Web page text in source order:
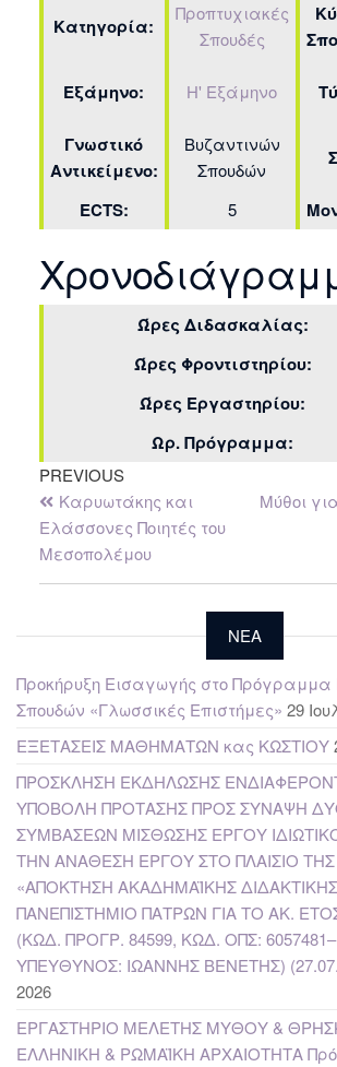
Κατηγορία:
Προπτυχιακές
Σπουδές
Εξάμηνο: Η' Εξάμηνο
Γνωστικό
Αντικείμενο:
Βυζαντινών
Σπουδών
ECTS: 5
Ώρες Διδασκαλίας:
Ώρες Φροντιστηρίου:
Ώρες Εργαστηρίου:
Ωρ. Πρόγραμμα:
PREVIOUS
Καρυωτάκης και
Ελάσσονες Ποιητές του
Μεσοπολέμου
Μύθοι
NEA
Προκήρυξη Εισαγωγής στο
Σπουδών «Γλωσσικές Επιστήμες» 29
ΕΞΕΤΑΣΕΙΣ ΜΑΘΗΜΑΤΩΝ κας ΚΩΣΤΙΟΥ
ΠΡΟΣΚΛΗΣΗ ΕΚΔΗΛΩΣΗΣ
ΥΠΟΒΟΛΗ ΠΡΟΤΑΣΗΣ ΠΡΟΣ ΣΥΝΑΨΗ
ΣΥΜΒΑΣΕΩΝ ΜΙΣΘΩΣΗΣ ΕΡΓΟΥ
ΤΗΝ ΑΝΑΘΕΣΗ ΕΡΓΟΥ ΣΤΟ ΠΛΑΙΣΙΟ
«ΑΠΟΚΤΗΣΗ ΑΚΑΔΗΜΑΪΚΗΣ
ΠΑΝΕΠΙΣΤΗΜΙΟ ΠΑΤΡΩΝ ΓΙΑ ΤΟ ΑΚ. ΕΤΟΣ
(ΚΩΔ. ΠΡΟΓΡ. 84599, ΚΩΔ. ΟΠΣ:
ΥΠΕΥΘΥΝΟΣ: ΙΩΑΝΝΗΣ ΒΕΝΕΤΗΣ)
2026
ΕΡΓΑΣΤΗΡΙΟ ΜΕΛΕΤΗΣ ΜΥΘΟΥ &
ΕΛΛΗΝΙΚΗ & ΡΩΜΑΪΚΗ ΑΡΧΑΙΟΤΗΤΑ